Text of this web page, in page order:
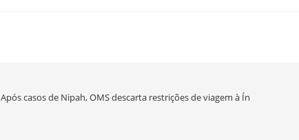
Após casos de Nipah, OMS descarta restrições de viagem à Índia